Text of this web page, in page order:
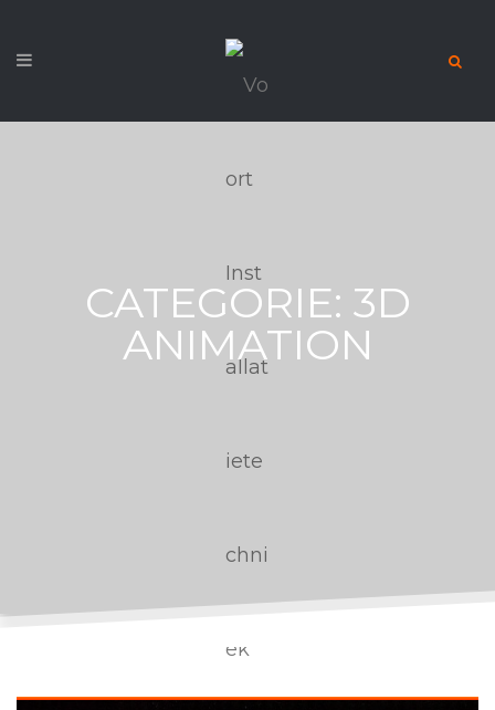
CATEGORIE: 3D
ANIMATION